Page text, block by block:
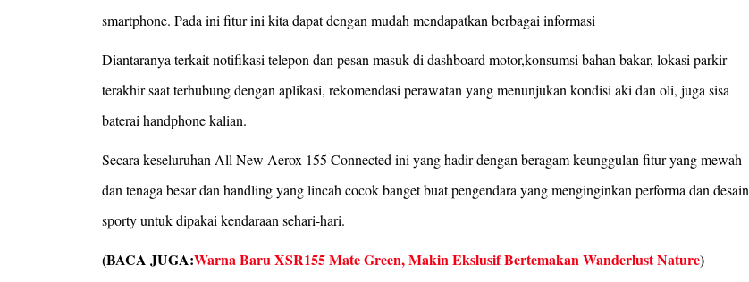
smartphone. Pada ini fitur ini kita dapat dengan mudah mendapatkan berbagai informasi
Diantaranya terkait notifikasi telepon dan pesan masuk di dashboard motor,konsumsi bahan bakar, lokasi parkir
terakhir saat terhubung dengan aplikasi, rekomendasi perawatan yang menunjukan kondisi aki dan oli, juga sisa
baterai handphone kalian.
Secara keseluruhan All New Aerox 155 Connected ini yang hadir dengan beragam keunggulan fitur yang mewah
dan tenaga besar dan handling yang lincah cocok banget buat pengendara yang menginginkan performa dan desain
sporty untuk dipakai kendaraan sehari-hari.
(BACA JUGA:Warna Baru XSR155 Mate Green, Makin Ekslusif Bertemakan Wanderlust Nature)